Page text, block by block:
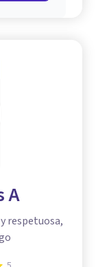
A
respetuosa,